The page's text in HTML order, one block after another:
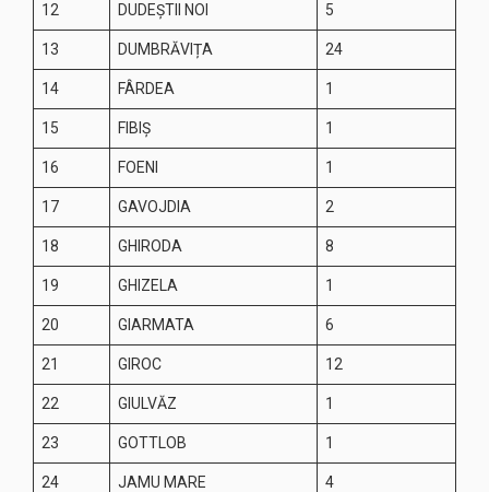
12 DUDEȘTII NOI 5
13 DUMBRĂVIȚA 24
14 FÂRDEA 1
15 FIBIȘ 1
16 FOENI 1
17 GAVOJDIA 2
18 GHIRODA 8
19 GHIZELA 1
20 GIARMATA 6
21 GIROC 12
22 GIULVĂZ 1
23 GOTTLOB 1
24 JAMU MARE 4